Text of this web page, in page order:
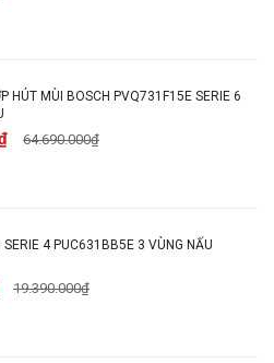
18,6 kg
Có
HÚT MÙI BOSCH PVQ731F15E SERIE 6
64.690.000₫
SERIE 4 PUC631BB5E 3 VÙNG NẤU
19.390.000₫